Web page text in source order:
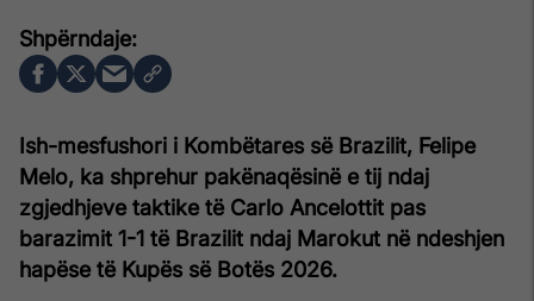
Ish-mesfushori i Kombëtares së Brazilit, Felipe
Melo, ka shprehur pakënaqësinë e tij ndaj
zgjedhjeve taktike të Carlo Ancelottit pas
barazimit 1-1 të Brazilit ndaj Marokut në ndeshjen
hapëse të Kupës së Botës 2026.